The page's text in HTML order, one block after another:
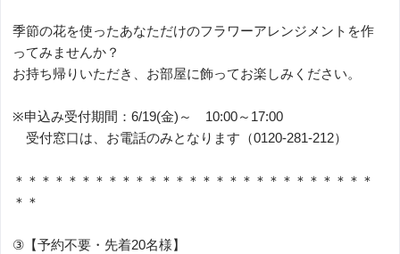
季節の花を使ったあなただけのフラワーアレンジメントを作
ってみませんか？
お持ち帰りいただき、お部屋に飾ってお楽しみください。
※申込み受付期間：6/19(金)～ 10:00～17:00
受付窓口は、お電話のみとなります（0120-281-212）
＊＊＊＊＊＊＊＊＊＊＊＊＊＊＊＊＊＊＊＊＊＊＊＊＊＊＊
＊＊
③【予約不要・先着20名様】